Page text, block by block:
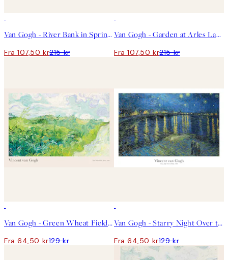
Van Gogh - River Bank in Springtime Landscape Plakat
Fra 107,50 kr215 kr
Van Gogh - Garden at Arles Landscape Plakat
Fra 107,50 kr215 kr
Van Gogh - Green Wheat Fields, Auvers Plakat
Fra 64,50 kr129 kr
Van Gogh - Starry Night Over the Rhône Plakat
Fra 64,50 kr129 kr